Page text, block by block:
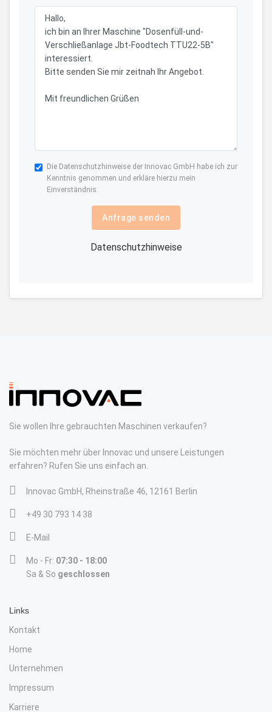
Die Datenschutzhinweise der Innovac GmbH habe ich zur
Kenntnis genommen und erkläre hierzu mein
Einverständnis.
Anfrage senden
Datenschutzhinweise
Sie wollen Ihre gebrauchten Maschinen verkaufen?
Sie möchten mehr über Innovac und unsere Leistungen
erfahren? Rufen Sie uns einfach an.
Innovac GmbH, Rheinstraße 46, 12161 Berlin
+49 30 793 14 38
E-Mail
Mo - Fr: 07:30 - 18:00
Sa & So geschlossen
Links
Kontakt
Home
Unternehmen
Impressum
Karriere